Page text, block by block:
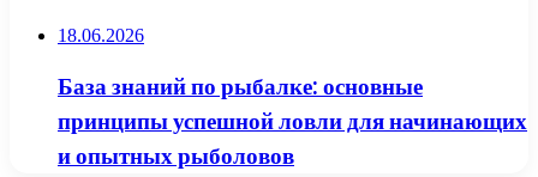
18.06.2026
База знаний по рыбалке: основные
принципы успешной ловли для начинающих
и опытных рыболовов